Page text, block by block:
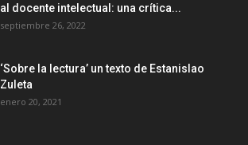
al docente intelectual: una crítica...
septiembre 26, 2022
‘Sobre la lectura’ un texto de Estanislao
Zuleta
enero 20, 2021